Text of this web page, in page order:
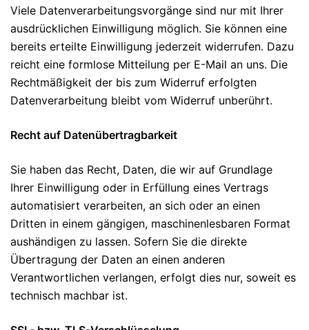
Viele Datenverarbeitungsvorgänge sind nur mit Ihrer
ausdrücklichen Einwilligung möglich. Sie können eine
bereits erteilte Einwilligung jederzeit widerrufen. Dazu
reicht eine formlose Mitteilung per E-Mail an uns. Die
Rechtmäßigkeit der bis zum Widerruf erfolgten
Datenverarbeitung bleibt vom Widerruf unberührt.
Recht auf Datenübertragbarkeit
Sie haben das Recht, Daten, die wir auf Grundlage
Ihrer Einwilligung oder in Erfüllung eines Vertrags
automatisiert verarbeiten, an sich oder an einen
Dritten in einem gängigen, maschinenlesbaren Format
aushändigen zu lassen. Sofern Sie die direkte
Übertragung der Daten an einen anderen
Verantwortlichen verlangen, erfolgt dies nur, soweit es
technisch machbar ist.